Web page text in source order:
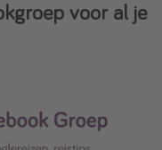
voor al je